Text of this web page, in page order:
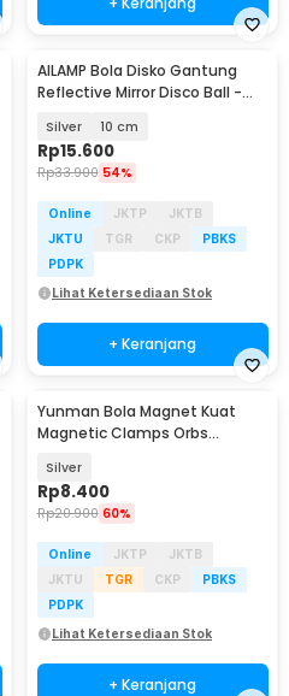
AILAMP Bola Disko Gantung
Reflective Mirror Disco Ball -
Silver 10 cm
Rp15.600
Rp33.900 54%
Online JKTP
JKTB
JKTU
TGR CKP
PBKS
PDPK
Lihat Ketersediaan Stok
+ Keranjang
Yunman Bola Magnet Kuat
Magnetic Clamps Orbs
Silver
Rp8.400
Rp20.900 60%
Online JKTP
JKTB
JKTU
TGR CKP
PBKS
PDPK
Lihat Ketersediaan Stok
+ Keranjang